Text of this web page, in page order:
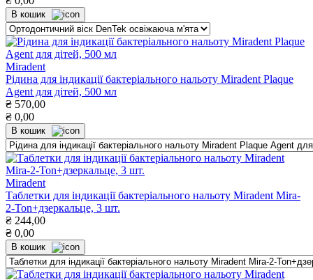
В кошик
Miradent
Рідина для індикації бактеріального нальоту Miradent Plaque
Agent для дітей, 500 мл
₴ 570,00
₴ 0,00
В кошик
Miradent
Таблетки для індикації бактеріального нальоту Miradent Mira-
2-Ton+дзеркальце, 3 шт.
₴ 244,00
₴ 0,00
В кошик